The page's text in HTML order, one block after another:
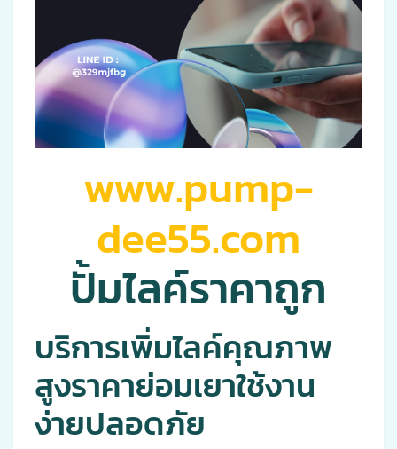
www.pump-
dee55.com
ปั้มไลค์ราคาถูก
บริการเพิ่มไลค์คุณภาพ
สูงราคาย่อมเยาใช้งาน
ง่ายปลอดภัย